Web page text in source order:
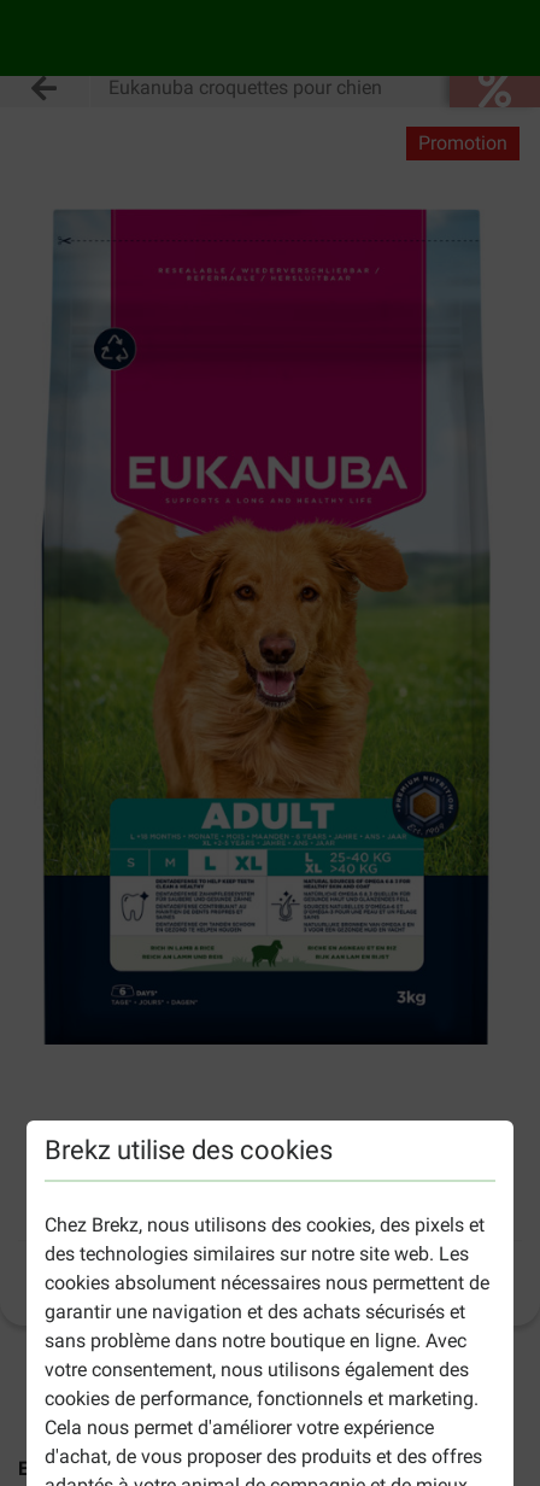
Brekz utilise des cookies
Chez Brekz, nous utilisons des cookies, des pixels et
des technologies similaires sur notre site web. Les
cookies absolument nécessaires nous permettent de
garantir une navigation et des achats sécurisés et
sans problème dans notre boutique en ligne. Avec
votre consentement, nous utilisons également des
cookies de performance, fonctionnels et marketing.
Cela nous permet d'améliorer votre expérience
d'achat, de vous proposer des produits et des offres
Eukanuba croquettes pour chien
Promotion
Eukanuba Adult Large à l'agneau et au riz
(196) Informations sur le produit
2-5 jours ouvrables estimés, sauf indication contraire.
Eukanuba Adult Large & Extra Large au saumon et à